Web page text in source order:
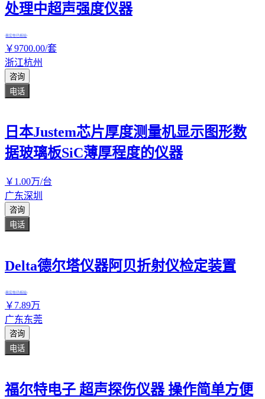
处理中超声强度仪器
真实性已核验
￥9700.00/套
浙江杭州
咨询
电话
日本Justem芯片厚度测量机显示图形数
据玻璃板SiC薄厚程度的仪器
￥ 1 .00万/台
广东深圳
咨询
电话
Delta德尔塔仪器阿贝折射仪检定装置
真实性已核验
￥ 7.89万
广东东莞
咨询
电话
福尔特电子 超声探伤仪器 操作简单方便